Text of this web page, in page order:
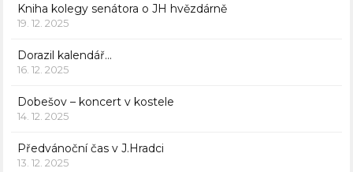
Kniha kolegy senátora o JH hvězdárně
19. 12. 2025
Dorazil kalendář…
16. 12. 2025
Dobešov – koncert v kostele
14. 12. 2025
Předvánoční čas v J.Hradci
13. 12. 2025